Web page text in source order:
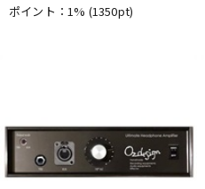
ポイント：1% (1350pt)